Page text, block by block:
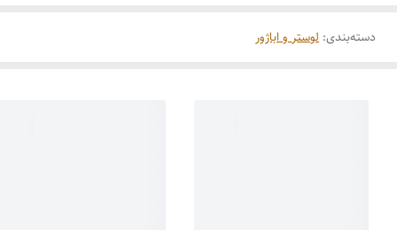
دسته‌بندی: لوستر و اباژور